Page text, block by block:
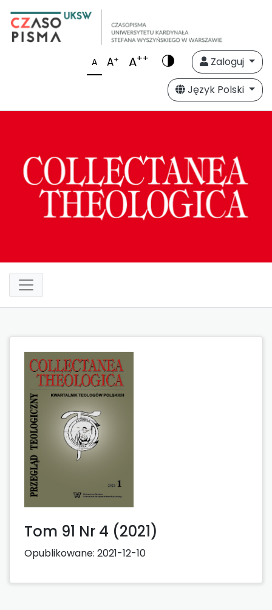
A A+ A++
Zaloguj
Język Polski
Tom 91 Nr 4 (2021)
Opublikowane: 2021-12-10